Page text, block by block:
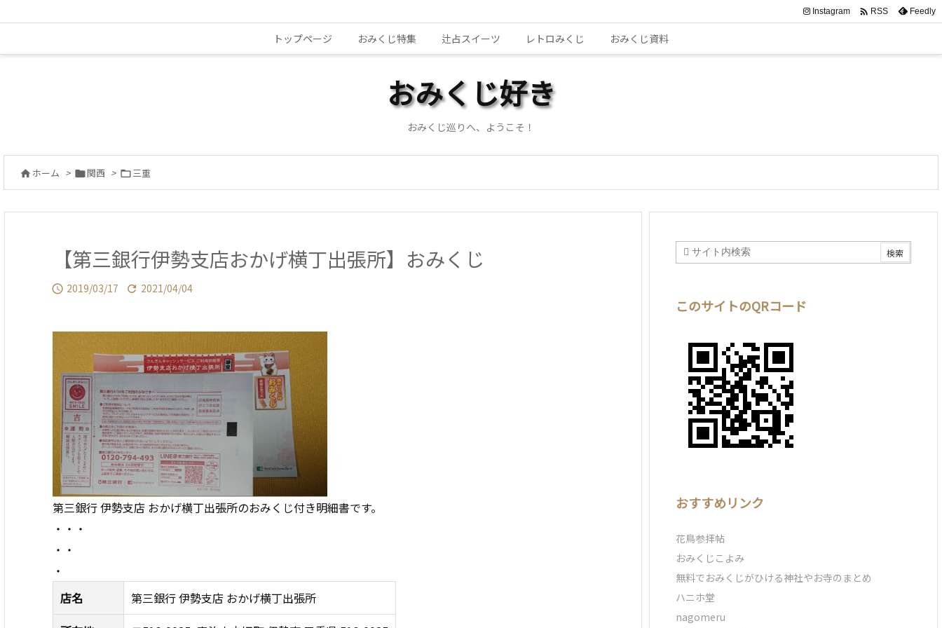
トップページ おみくじ特集 辻占スイーツ レトロみくじ おみくじ資料
Instagram  RSS Feedly
おみくじ好き
おみくじ巡りへ、ようこそ！
 ホーム > 関西 > 三重
【第三銀行伊勢支店おかげ横丁出張所】おみくじ
 2019/03/17  2021/04/04
第三銀行 伊勢支店 おかげ横丁出張所のおみくじ付き明細書です。
・・・
・・
・
店名
第三銀行 伊勢支店 おかげ横丁出張所
このサイトのQRコード
おすすめリンク
花鳥参拝帖
おみくじこよみ
無料でおみくじがひける神社やお寺のまとめ
ハニホ堂
nagomeru